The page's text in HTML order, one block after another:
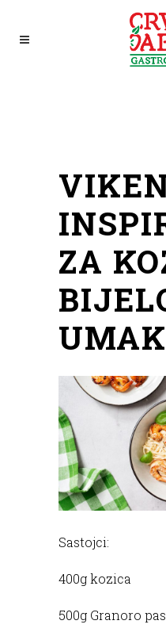
ZA
Sastojci:
400g kozica
500g Granoro